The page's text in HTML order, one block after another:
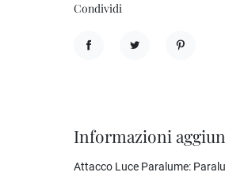
Condividi
Informazioni
Attacco Luce Paralume: